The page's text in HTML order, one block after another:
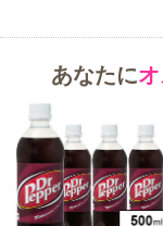
【お支払いについて】
※送料はお試し費用
※d払い、PayPay、
ンクまとめて支払い
Payでお支払いの場
※予約商品は決済手
了することがござい
あなたに